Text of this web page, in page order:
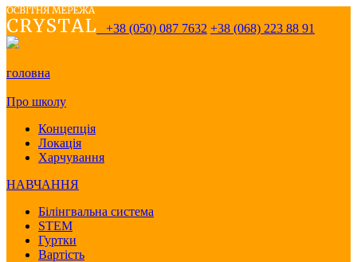
+38 (050) 087 7632 +38 (068) 223 88 91
головна
Про школу
Концепція
Локація
Харчування
НАВЧАННЯ
Білінгвальна система
STEM
Гуртки
Вартість